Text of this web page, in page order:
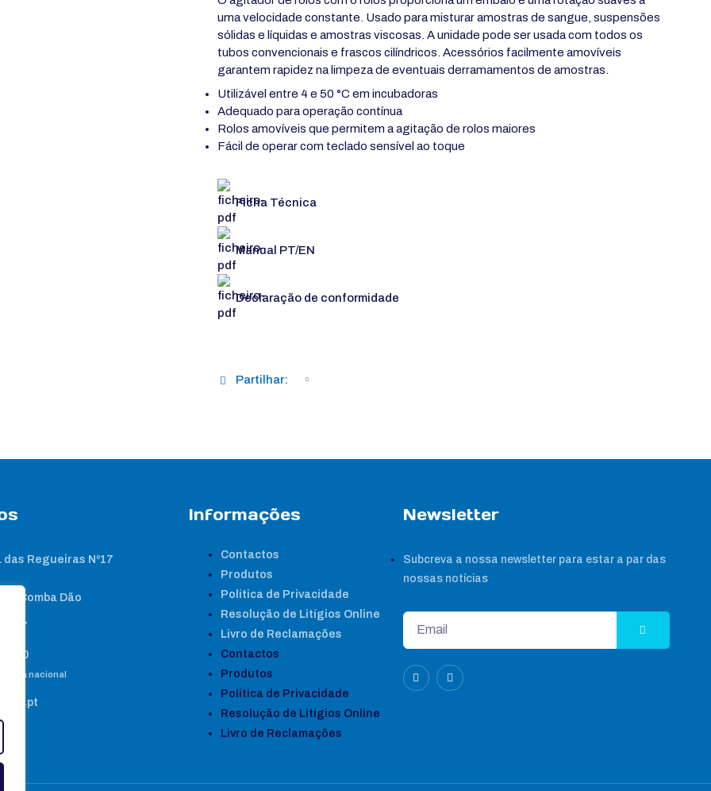
uma velocidade constante. Usado para misturar amostras de sangue, suspensões
sólidas e líquidas e amostras viscosas. A unidade pode ser usada com todos os
tubos convencionais e frascos cilíndricos. Acessórios facilmente amovíveis
garantem rapidez na limpeza de eventuais derramamentos de amostras.
Utilizável entre 4 e 50 °C em incubadoras
Adequado para operação contínua
Rolos amovíveis que permitem a agitação de rolos maiores
Fácil de operar com teclado sensível ao toque
Ficha Técnica
Manual PT/EN
Declaração de conformidade
Partilhar:
Regueiras Nº17
Comba Dão
267
460
fixa nacional
Informações
Contactos
Produtos
Política de Privacidade
Resolução de Litígios Online
Livro de Reclamações
Contactos
Produtos
Política de Privacidade
Resolução de Litígios Online
Livro de Reclamações
Newsletter
Subcreva a nossa newsletter para estar a par das
nossas notícias